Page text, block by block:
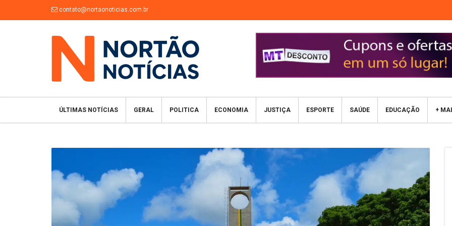
contato@nortaonoticias.com.br
ÚLTIMAS NOTÍCIAS GERAL POLITICA ECONOMIA JUSTIÇA ESPORTE SAÚDE EDUCAÇÃO +